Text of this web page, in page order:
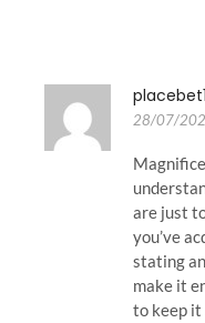
28/07/
are just
you’ve
stating
make it
to keep it